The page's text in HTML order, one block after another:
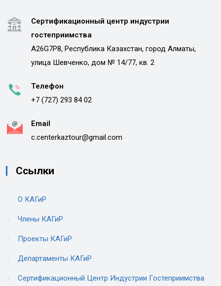
Сертификационный центр индустрии
гостеприимства
A26G7P8, Республика Казахстан, город Алматы,
улица Шевченко, дом № 14/77, кв. 2
Телефон
+7 (727) 293 84 02
Email
c.centerkaztour@gmail.com
Ссылки
О КАГиР
Члены КАГиР
Проекты КАГиР
Департаменты КАГиР
Сертификационный Центр Индустрии Гостеприимства